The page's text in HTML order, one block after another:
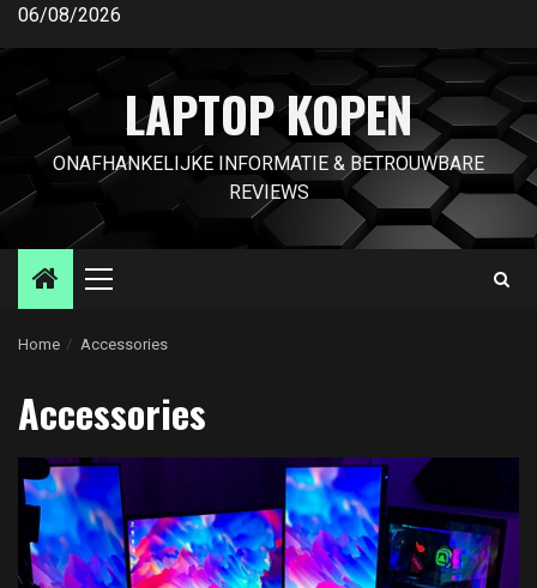
Ga
inhoud
06/08/2026
LAPTOP KOPEN
ONAFHANKELIJKE INFORMATIE & BETROUWBARE
REVIEWS
Primair
Home Accessories
Accessories